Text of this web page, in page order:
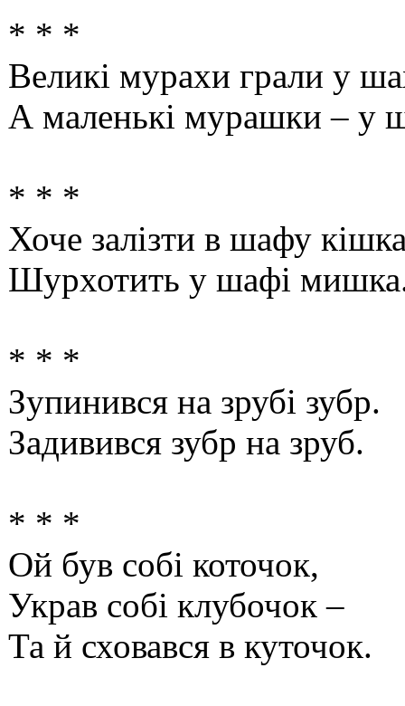
* * *
Великі мурахи грали у
А маленькі мурашки – у
* * *
Хоче залізти в шафу
Шурхотить у шафі
* * *
Зупинився на зрубі зубр.
Задивився зубр на зруб.
* * *
Ой був собі коточок,
Украв собі клубочок –
Та й сховався в куточок.